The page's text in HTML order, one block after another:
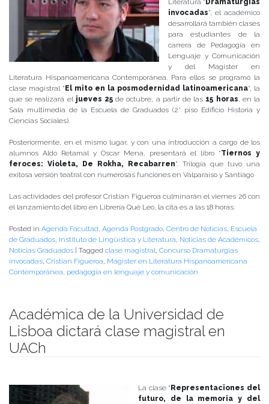
Literatura “ Dramaturgias
invocadas”, el académico
desarrollará también clases
para estudiantes de la
carrera de Pedagogía en
Lenguaje y Comunicación
y del Magíster en
Literatura Hispanoamericana Contemporánea. Para ellos se programó la
clase magistral “ El mito en la posmodernidad latinoamericana”, la
que se realizará el jueves 25 de octubre, a partir de las 15 horas, en la
Sala multimedia de la Escuela de Graduados (2° piso Edificio Historia y
Ciencias Sociales).
Posteriormente, en el mismo lugar, y con una introducción a cargo de los
alumnos Aldo Retamal y Oscar Mena, presentará el libro “Tiernos y
feroces: Violeta, De Rokha, Recabarren”. Trilogía que tuvo una
exitosa versión teatral con numerosas funciones en Valparaíso y Santiago
Las actividades del profesor Cristian Figueroa culminarán el viernes 26 con
el lanzamiento del libro en Librería Qué Leo, la cita es a las 18 horas.
Posted in Agenda Facultad, Agenda Postgrado, Centro de Noticias, Escuela
de Graduados, Instituto de Lingüística y Literatura, Noticias de Académicos,
Noticias Graduados
Tagged clase magistral, Concurso Dramaturgias
invocadas, Cristian Figueroa, Magíster en Literatura Hispanoamericana
Contemporánea, pedagogía en lenguaje y comunicación
Académica de la Universidad de
Lisboa dictará clase magistral en
UACh
La clase “ Representaciones del
futuro, de la memoria y del